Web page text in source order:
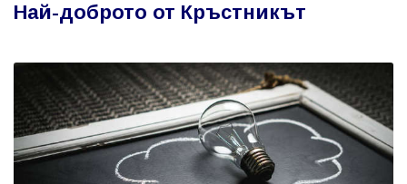
Най-доброто от Кръстникът